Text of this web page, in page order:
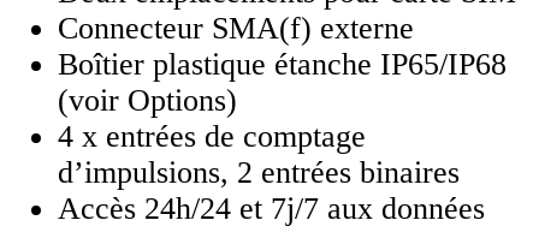
Connecteur SMA(f) externe
Boîtier plastique étanche IP65/IP68
(voir Options)
4 x entrées de comptage
d’impulsions, 2 entrées binaires
Accès 24h/24 et 7j/7 aux données